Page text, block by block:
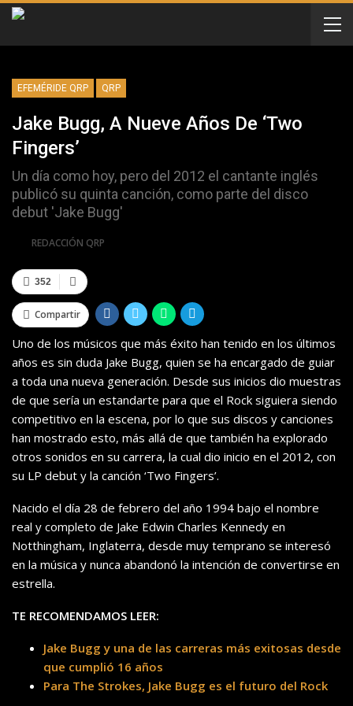
EFEMÉRIDE QRP QRP
Jake Bugg, A Nueve Años De ‘Two
Fingers’
Un día como hoy, pero del 2012 el cantante inglés
publicó su quinta canción, como parte del disco
debut 'Jake Bugg'
REDACCIÓN QRP
352
Compartir
Uno de los músicos que más éxito han tenido en los últimos
años es sin duda Jake Bugg, quien se ha encargado de guiar
a toda una nueva generación. Desde sus inicios dio muestras
de que sería un estandarte para que el Rock siguiera siendo
competitivo en la escena, por lo que sus discos y canciones
han mostrado esto, más allá de que también ha explorado
otros sonidos en su carrera, la cual dio inicio en el 2012, con
su LP debut y la canción ‘Two Fingers’.
Nacido el día 28 de febrero del año 1994 bajo el nombre
real y completo de Jake Edwin Charles Kennedy en
Notthingham, Inglaterra, desde muy temprano se interesó
en la música y nunca abandonó la intención de convertirse en
estrella.
TE RECOMENDAMOS LEER:
Jake Bugg y una de las carreras más exitosas desde
que cumplió 16 años
Para The Strokes, Jake Bugg es el futuro del Rock